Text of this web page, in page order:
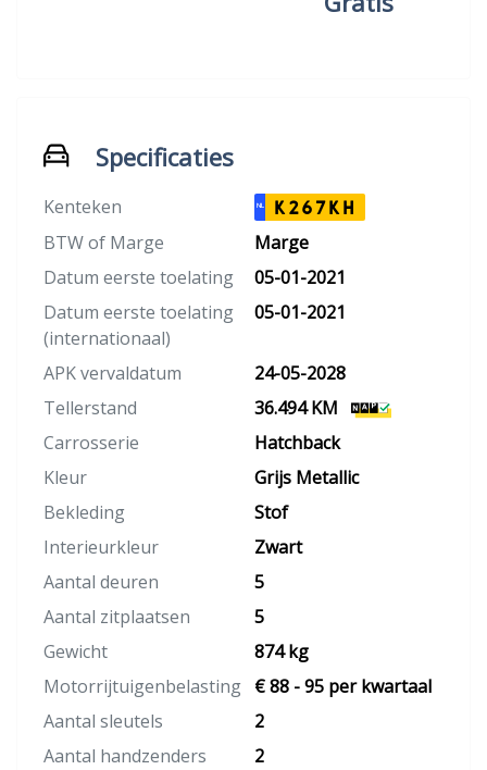
Specificaties
Kenteken NL K267KH
BTW of Marge
Marge
Datum eerste toelating
05-01-2021
Datum eerste toelating
(internationaal)
05-01-2021
APK vervaldatum
24-05-2028
Tellerstand
36.494 KM
Carrosserie
Hatchback
Kleur
Grijs Metallic
Bekleding
Stof
Interieurkleur
Zwart
Aantal deuren
5
Aantal zitplaatsen
5
Gewicht
874 kg
Motorrijtuigenbelasting € 88 - 95 per kwartaal
Aantal sleutels
2
Aantal handzenders
2